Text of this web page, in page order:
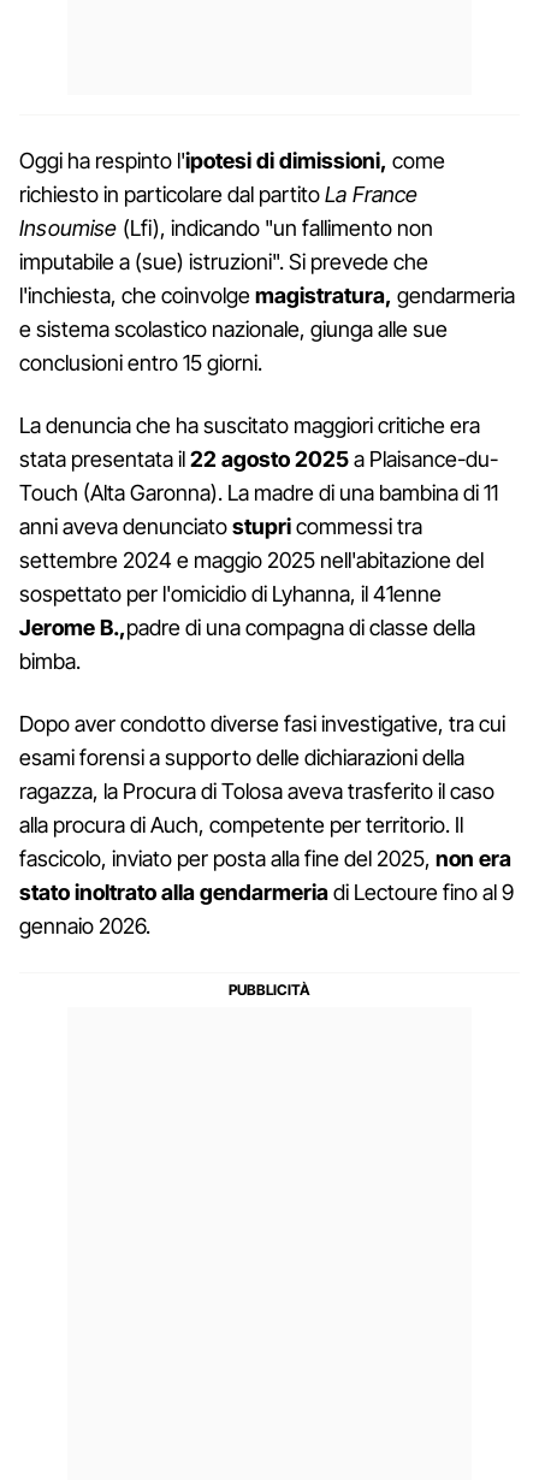
Oggi ha respinto l'ipotesi di dimissioni, come
richiesto in particolare dal partitoLa France
Insoumise (Lfi), indicando "un fallimento non
imputabile a (sue) istruzioni". Si prevede che
l'inchiesta, che coinvolgemagistratura, gendarmeria
e sistema scolastico nazionale, giunga alle sue
conclusioni entro 15 giorni.
La denuncia che ha suscitato maggiori critiche era
stata presentata il22 agosto 2025a Plaisance-du-
Touch (Alta Garonna). La madre di una bambina di 11
anni aveva denunciatostupricommessi tra
settembre 2024 e maggio 2025 nell'abitazione del
sospettato per l'omicidio di Lyhanna, il 41enne
Jerome B.,padre di una compagna di classe della
bimba.
Dopo aver condotto diverse fasi investigative, tra cui
esami forensi a supporto delle dichiarazioni della
ragazza, la Procura di Tolosa aveva trasferito il caso
alla procura di Auch, competente per territorio. Il
fascicolo, inviato per posta alla fine del 2025, non era
stato inoltrato alla gendarmeriadi Lectoure fino al 9
gennaio 2026.